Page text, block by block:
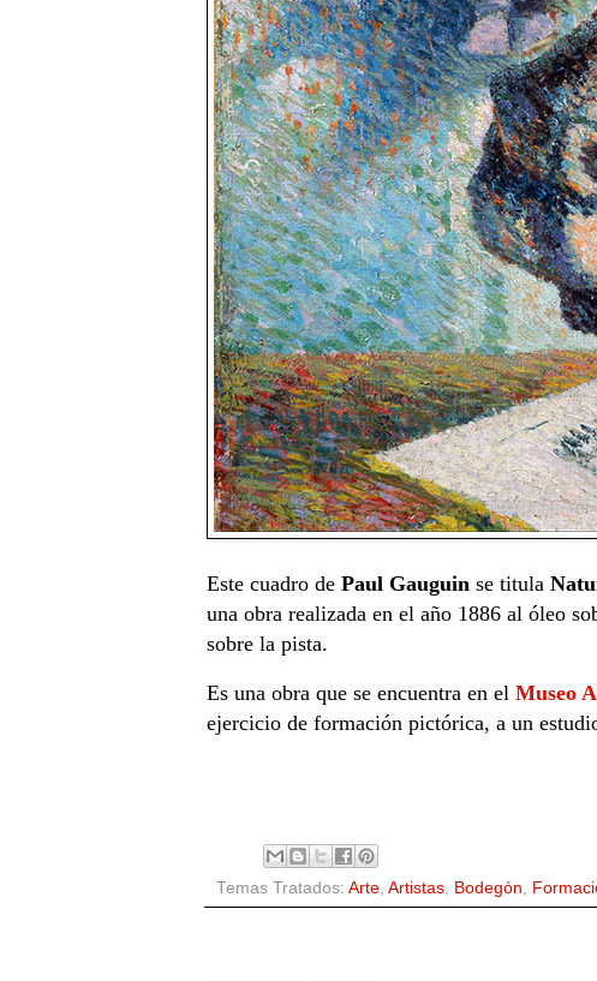
Este cuadro de Paul Gauguin se titula
una obra realizada en el año 1886 al óleo
sobre la pista.
Es una obra que se encuentra en el Museo
ejercicio de formación pictórica, a un
Temas Tratados: Arte, Artistas, Bodegón,